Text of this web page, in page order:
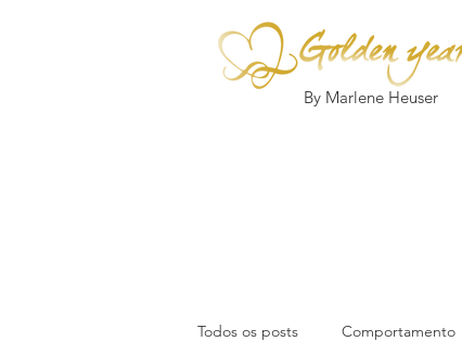
By Marlene Heuser
Todos os posts Comportamento